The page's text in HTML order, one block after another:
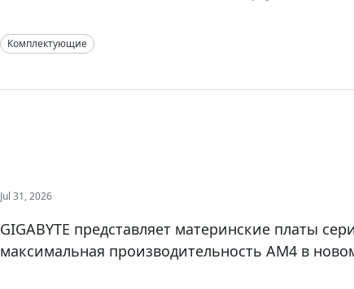
Комплектующие
Jul 31, 2026
GIGABYTE представляет материнские платы
максимальная производительность AM4 в